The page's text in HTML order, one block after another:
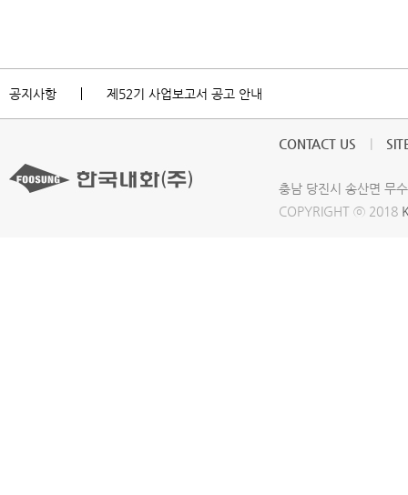
공지사항 제52기 사업보고서 공고 안내
CONTACT US
충남 당진시 송산면 무
COPYRIGHT ⓒ 2018